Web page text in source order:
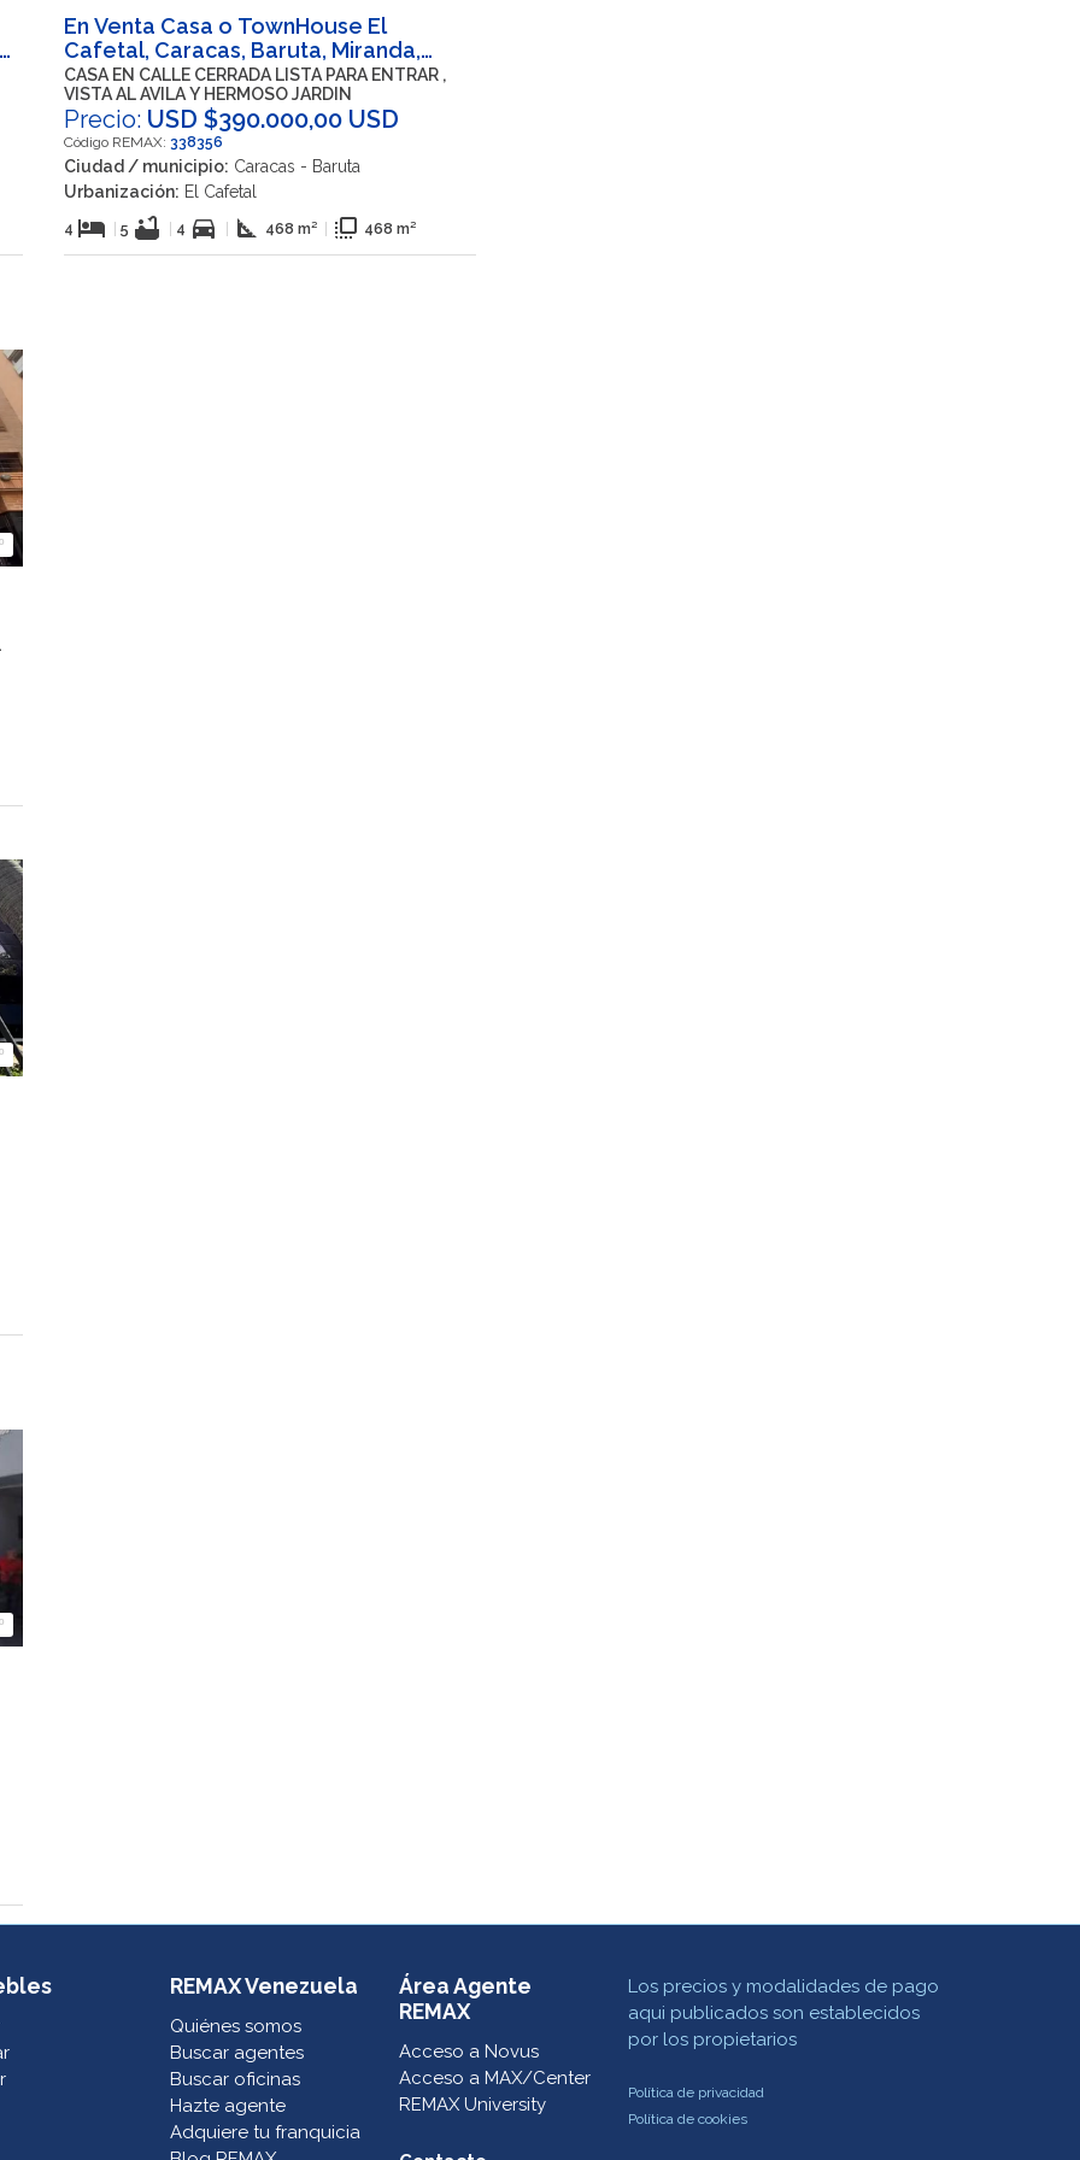
En Venta Casa o TownHouse El
Cafetal, Caracas, Baruta, Miranda,
VEN
CASA EN CALLE CERRADA LISTA PARA ENTRAR ,
VISTA AL AVILA Y HERMOSO JARDIN
Precio: USD $390.000,00 USD
Código REMAX: 338356
Ciudad / municipio: Caracas - Baruta
Urbanización: El Cafetal
4 hotel | 5 bathtub | 4 directions_car | square_foot 468 m² | flip_to_front 468 m²
REMAX Venezuela
Quiénes somos
Buscar agentes
Buscar oficinas
Hazte agente
Adquiere tu franquicia
Área Agente
REMAX
Acceso a Novus
Acceso a MAX/Center
REMAX University
Los precios y modalidades de pago
aqui publicados son establecidos
por los propietarios
Política de privacidad
Política de cookies